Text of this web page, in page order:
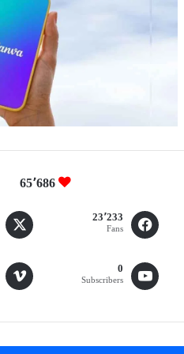
65٬686
23٬233
Fans
0
Subscribers